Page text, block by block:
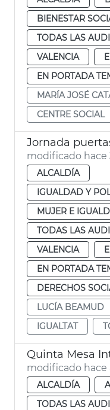
BIENESTAR
TODAS LAS
VALENCIA
EN PORTADA
MARÍA JOSÉ
CENTRE SOCIAL
modificado hace
ALCALDÍA
IGUALDAD Y
MUJER E
TODAS LAS
VALENCIA
EN PORTADA
DERECHOS
LUCÍA BEAMUD
IGUALTAT
Quinta Mesa
modificado hace
ALCALDÍA
TODAS LAS